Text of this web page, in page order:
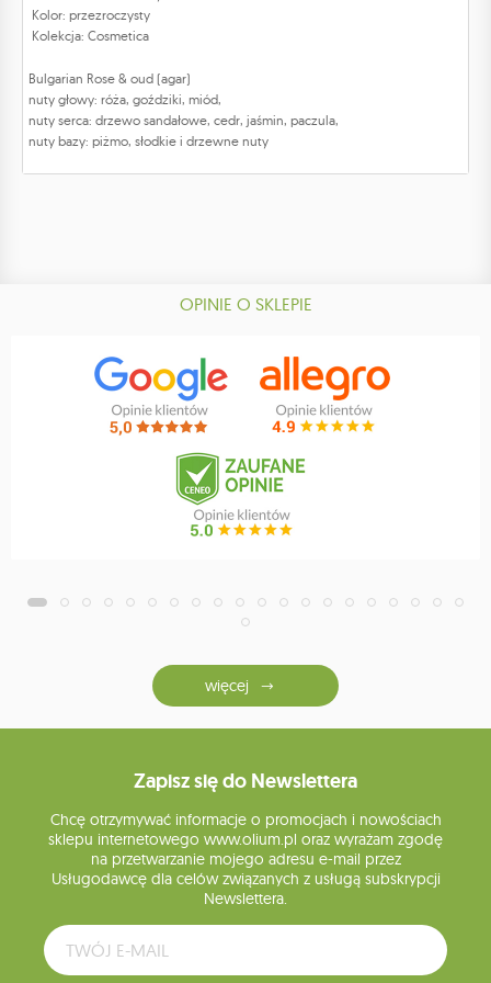
Kolor: przezroczysty
Kolekcja: Cosmetica
Bulgarian Rose & oud (agar)
nuty głowy: róża, goździki, miód,
nuty serca: drzewo sandałowe, cedr, jaśmin, paczula,
nuty bazy: piżmo, słodkie i drzewne nuty
OPINIE O SKLEPIE
więcej
Zapisz się do Newslettera
Chcę otrzymywać informacje o promocjach i nowościach
sklepu internetowego www.olium.pl oraz wyrażam zgodę
na przetwarzanie mojego adresu e-mail przez
Usługodawcę dla celów związanych z usługą subskrypcji
Newslettera.